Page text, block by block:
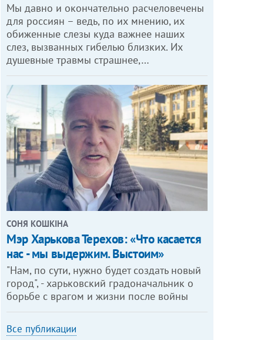
Мы давно и окончательно расчеловечены
для россиян – ведь, по их мнению, их
обиженные слезы куда важнее наших
слез, вызванных гибелью близких. Их
душевные травмы страшнее,…
СОНЯ КОШКІНА
Мэр Харькова Терехов: «Что касается
нас - мы выдержим. Выстоим»
"Нам, по сути, нужно будет создать новый
город", - харьковский градоначальник о
борьбе с врагом и жизни после войны
Все публикации